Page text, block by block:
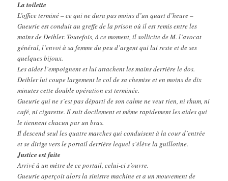
La toilette
L’office terminé – ce qui ne dura pas moins d’un quart d’heure –
Gueurie est conduit au greffe de la prison où il est remis entre les
mains de Deibler. Toutefois, à ce moment, il sollicite de M. l’avocat
général, l’envoi à sa femme du peu d’argent qui lui reste et de ses
quelques bijoux.
Les aides l’empoignent et lui attachent les mains derrière le dos.
Deibler lui coupe largement le col de sa chemise et en moins de dix
minutes cette double opération est terminée.
Gueurie qui ne s’est pas départi de son calme ne veut rien, ni rhum, ni
café, ni cigarette. Il suit docilement et même rapidement les aides qui
le tiennent chacun par un bras.
Il descend seul les quatre marches qui conduisent à la cour d’entrée
et se dirige vers le portail derrière lequel s’élève la guillotine.
Justice est faite
Arrivé à un mètre de ce portail, celui-ci s’ouvre.
Gueurie aperçoit alors la sinistre machine et a un mouvement de